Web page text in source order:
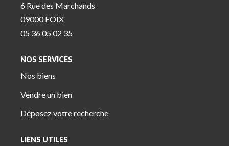
6 Rue des Marchands
09000 FOIX
05 36 05 02 35
NOS SERVICES
Nos biens
Vendre un bien
Déposez votre recherche
LIENS UTILES